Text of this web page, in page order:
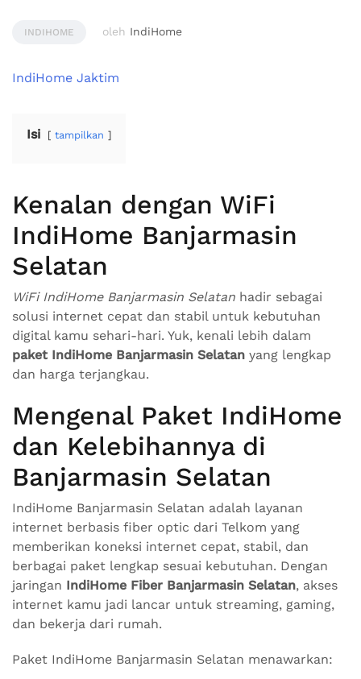
INDIHOME oleh IndiHome
IndiHome Jaktim
Isi tampilkan
Kenalan dengan WiFi
IndiHome Banjarmasin
Selatan
WiFi IndiHome Banjarmasin Selatan hadir sebagai
solusi internet cepat dan stabil untuk kebutuhan
digital kamu sehari-hari. Yuk, kenali lebih dalam
paket IndiHome Banjarmasin Selatan yang lengkap
dan harga terjangkau.
Mengenal Paket IndiHome
dan Kelebihannya di
Banjarmasin Selatan
IndiHome Banjarmasin Selatan adalah layanan
internet berbasis fiber optic dari Telkom yang
memberikan koneksi internet cepat, stabil, dan
berbagai paket lengkap sesuai kebutuhan. Dengan
jaringan IndiHome Fiber Banjarmasin Selatan, akses
internet kamu jadi lancar untuk streaming, gaming,
dan bekerja dari rumah.
Paket IndiHome Banjarmasin Selatan menawarkan: